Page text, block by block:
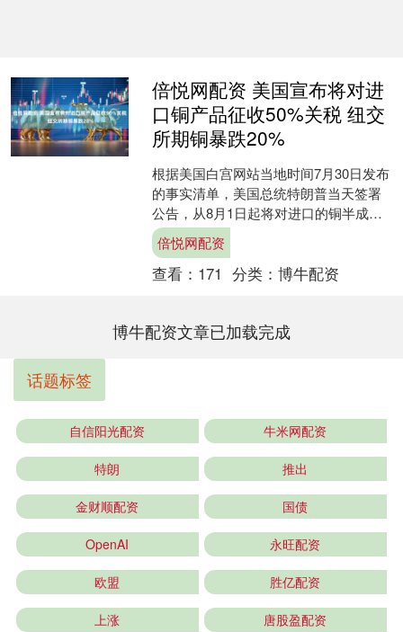
倍悦网配资 美国宣布将对进
口铜产品征收50%关税 纽交
所期铜暴跌20%
根据美国白宫网站当地时间7月30日发布
的事实清单，美国总统特朗普当天签署
公告，从8月1日起将对进口的铜半成品
和铜含量高的衍生品统一征收50%的关
税。7月30日当....
倍悦网配资
查看： 171 分类： 博牛配资
博牛配资文章已加载完成
话题标签
自信阳光配资 牛米网配资
特朗 推出
金财顺配资 国债
OpenAI 永旺配资
欧盟 胜亿配资
上涨 唐股盈配资